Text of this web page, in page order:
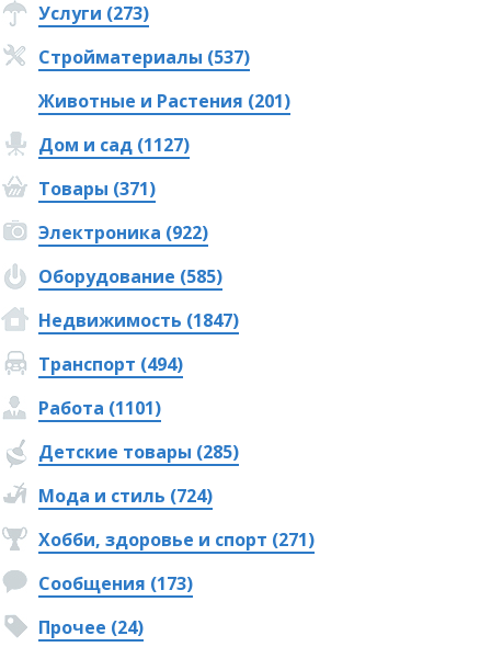
Услуги (273)
Стройматериалы (537)
Животные и Растения (201)
Дом и сад (1127)
Товары (371)
Электроника (922)
Оборудование (585)
Недвижимость (1847)
Транспорт (494)
Работа (1101)
Детские товары (285)
Мода и стиль (724)
Хобби, здоровье и спорт (271)
Сообщения (173)
Прочее (24)